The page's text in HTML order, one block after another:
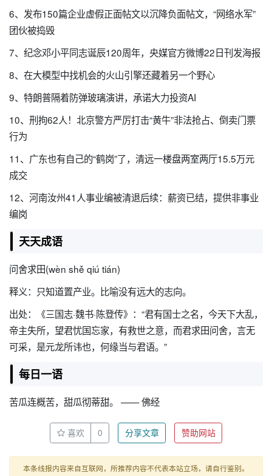
6、发布150篇企业虚假正面帖文以沉降负面帖文，“网络水军”
团伙被捣毁
7、纪念邓小平同志诞辰120周年，央媒官方微博22日刊发海报
8、在大模型中找机会的火山引擎还藏着另一个野心
9、特朗普隔着防弹玻璃演讲，承诺大力投资AI
10、刑拘62人！北京警方严厉打击“黄牛”非法抢占、倒卖门票
行为
11、广东也有自己的“鹤岗”了，清远一楼盘两室两厅15.5万元
成交
12、河南汝州41人事业编被清退后续：薪资已结，提供非事业
编岗
天天成语
问舍求田(wèn shě qiú tián)
释义：只知道置产业。比喻没有远大的志向。
出处：《三国志·魏书·陈登传》：“君有国士之名，今天下大乱，
帝主失所，望君忧国忘家，有救世之意，而君求田问舍，言无
可采，是元龙所讳也，何缘当与君语。”
每日一语
苦瓜连概苦，甜瓜彻蒂甜。 —— 佛经
喜欢 0 分享文章 赞助网站
本条线报内容来自互联网，所推荐内容不代表本站立场，请自行鉴别。